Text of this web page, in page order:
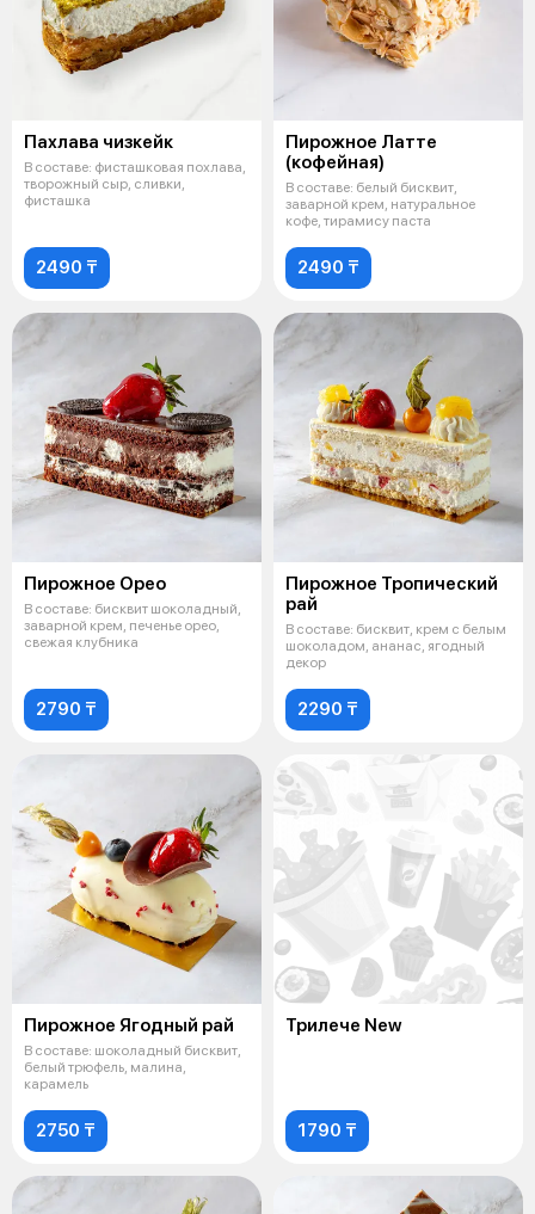
Пахлава чизкейк
В составе: фисташковая похлава,
творожный сыр, сливки,
фисташка
2490 ₸
Пирожное Латте
(кофейная)
В составе: белый бисквит,
заварной крем, натуральное
кофе, тирамису паста
2490 ₸
Пирожное Орео
В составе: бисквит шоколадный,
заварной крем, печенье орео,
свежая клубника
2790 ₸
Пирожное Тропический
рай
В составе: бисквит, крем с белым
шоколадом, ананас, ягодный
декор
2290 ₸
Пирожное Ягодный рай
В составе: шоколадный бисквит,
белый трюфель, малина,
карамель
2750 ₸
Трилече New
1790 ₸